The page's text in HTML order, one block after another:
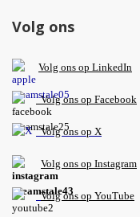
Volg ons
Volg ons op LinkedIn
Volg ons op Facebook
Volg ons op X
Volg ons op Instagram
Volgons op YouTube